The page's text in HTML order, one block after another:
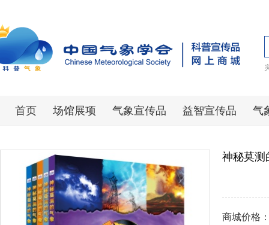
首页 场馆展项 气象宣传品 益智宣传品 气
神秘莫测
商城价格